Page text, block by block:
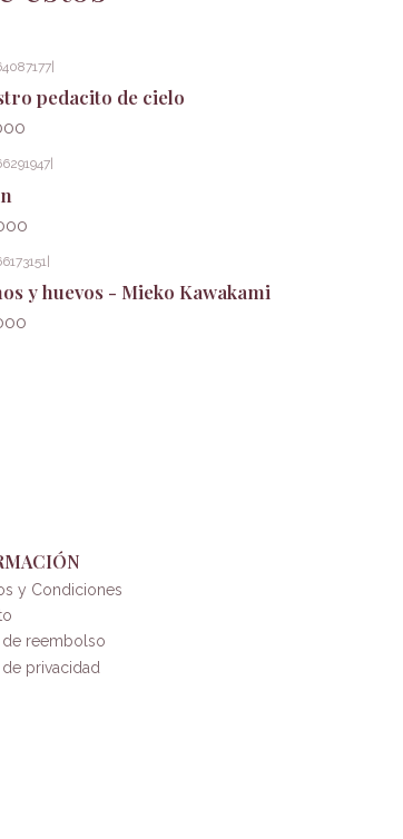
|
pedacito de cielo
|
|
y huevos - Mieko Kawakami
y Condiciones
de reembolso
de privacidad